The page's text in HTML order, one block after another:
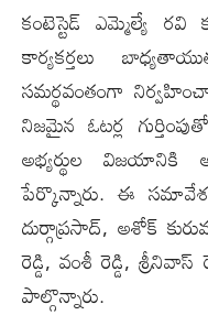
కంటెస్టెడ్ ఎమ్మెల్యే
కార్యకర్తలు
సమర్థవంతంగా
నిజమైన ఓటర్ల
అభ్యర్థుల విజయానికి
పేర్కొన్నారు. ఈ
దుర్గాప్రసాద్, అశోక్
రెడ్డి, వంశీ రెడ్డి,
పాల్గొన్నారు.